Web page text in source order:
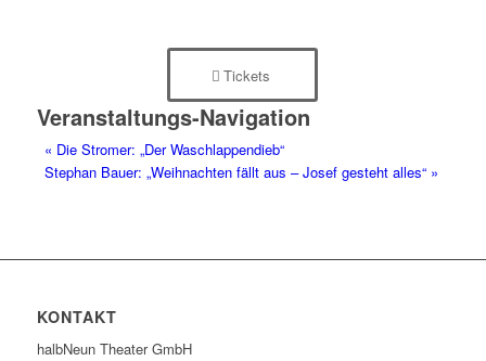
Tickets
Veranstaltungs-Navigation
« Die Stromer: „Der Waschlappendieb“
Stephan Bauer: „Weihnachten fällt aus – Josef gesteht alles“ »
KONTAKT
halbNeun Theater GmbH